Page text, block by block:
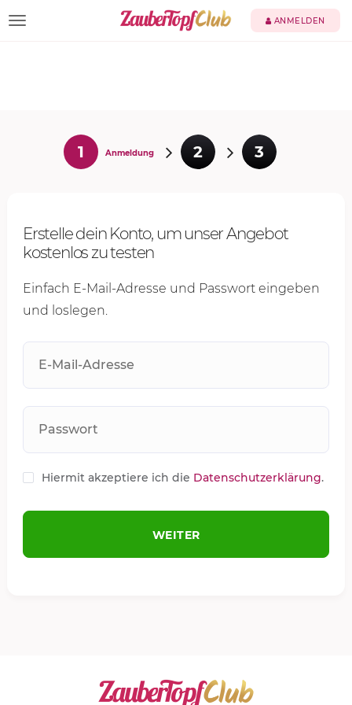
TOGGLE NAVIGATION ANMELDEN
1 Anmeldung 2 3
Erstelle dein Konto, um unser Angebot
kostenlos zu testen
Einfach E-Mail-Adresse und Passwort eingeben
und loslegen.
E-Mail-Adresse
Passwort
Hiermit akzeptiere ich die Datenschutzerklärung.
WEITER